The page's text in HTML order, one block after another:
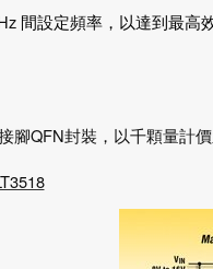
間設定頻率，以達到最高
腳QFN封裝，以千顆量計